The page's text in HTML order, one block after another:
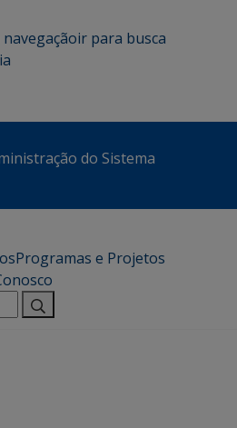
ir para busca
do Sistema
Programas e Projetos